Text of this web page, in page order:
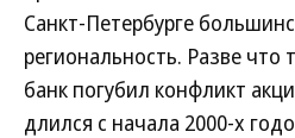
Санкт-Петербурге
региональность. Разве что
банк погубил конфликт
длился с начала 2000-х